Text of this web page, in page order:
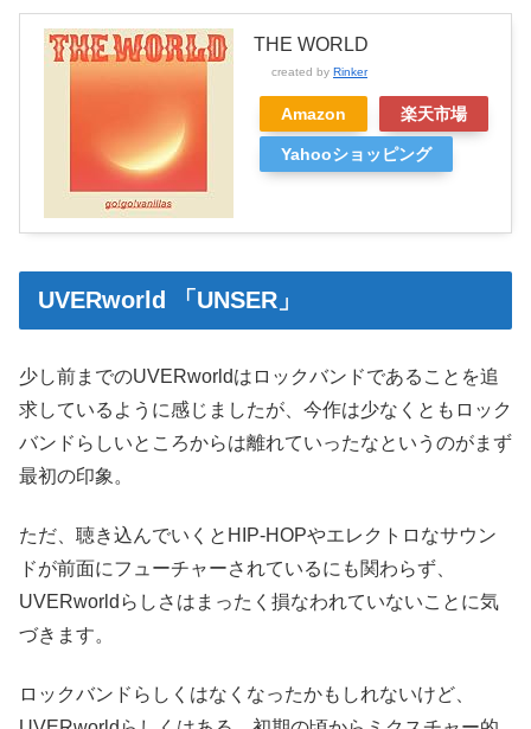
THE WORLD
created by Rinker
Amazon 楽天市場
Yahooショッピング
UVERworld 「UNSER」
少し前までのUVERworldはロックバンドであることを追
求しているように感じましたが、今作は少なくともロック
バンドらしいところからは離れていったなというのがまず
最初の印象。
ただ、聴き込んでいくとHIP-HOPやエレクトロなサウン
ドが前面にフューチャーされているにも関わらず、
UVERworldらしさはまったく損なわれていないことに気
づきます。
ロックバンドらしくはなくなったかもしれないけど、